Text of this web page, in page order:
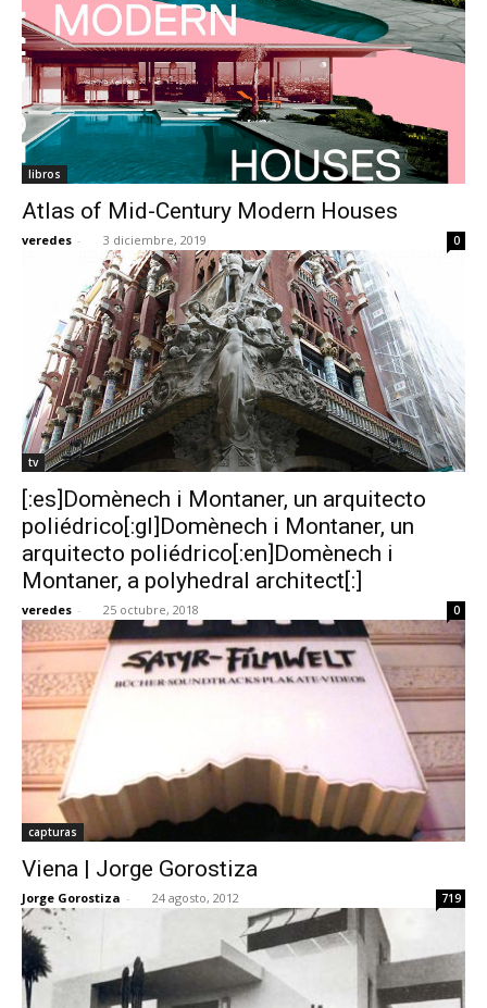
libros
Atlas of Mid-Century Modern Houses
veredes - 3 diciembre, 2019 0
tv
[:es]Domènech i Montaner, un arquitecto
poliédrico[:gl]Domènech i Montaner, un
arquitecto poliédrico[:en]Domènech i
Montaner, a polyhedral architect[:]
veredes - 25 octubre, 2018 0
capturas
Viena | Jorge Gorostiza
Jorge Gorostiza - 24 agosto, 2012 719